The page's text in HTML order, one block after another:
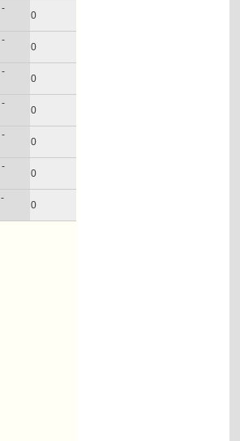
-
0
-
0
-
0
-
0
-
0
-
0
0